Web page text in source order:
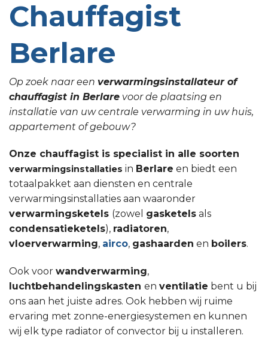
Chauffagist
Berlare
Op zoek naar een verwarmingsinstallateur of
chauffagist in Berlare voor de plaatsing en
installatie van uw centrale verwarming in uw huis,
appartement of gebouw?
Onze chauffagist is specialist in alle soorten
verwarmingsinstallaties in Berlare en biedt een
totaalpakket aan diensten en centrale
verwarmingsinstallaties aan waaronder
verwarmingsketels (zowel gasketels als
condensatieketels), radiatoren,
vloerverwarming, airco, gashaarden en boilers.
Ook voor wandverwarming,
luchtbehandelingskasten en ventilatie bent u bij
ons aan het juiste adres. Ook hebben wij ruime
ervaring met zonne-energiesystemen en kunnen
wij elk type radiator of convector bij u installeren.